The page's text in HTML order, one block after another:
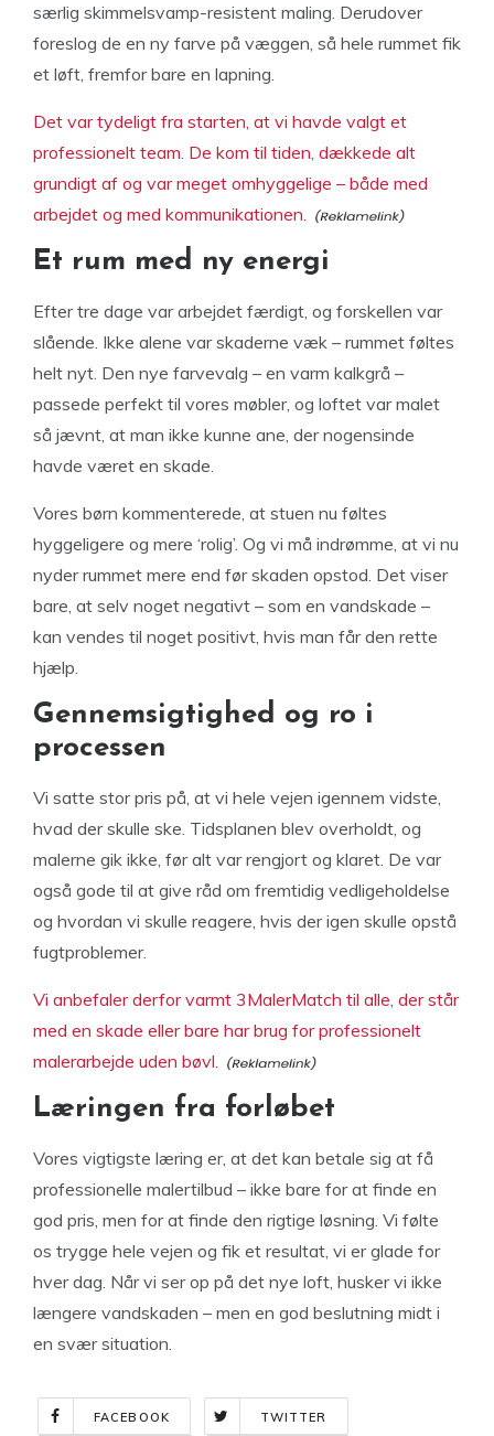
særlig skimmelsvamp-resistent maling. Derudover
foreslog de en ny farve på væggen, så hele rummet fik
et løft, fremfor bare en lapning.
Det var tydeligt fra starten, at vi havde valgt et
professionelt team. De kom til tiden, dækkede alt
grundigt af og var meget omhyggelige – både med
arbejdet og med kommunikationen.
Et rum med ny energi
Efter tre dage var arbejdet færdigt, og forskellen var
slående. Ikke alene var skaderne væk – rummet føltes
helt nyt. Den nye farvevalg – en varm kalkgrå –
passede perfekt til vores møbler, og loftet var malet
så jævnt, at man ikke kunne ane, der nogensinde
havde været en skade.
Vores børn kommenterede, at stuen nu føltes
hyggeligere og mere ‘rolig’. Og vi må indrømme, at vi nu
nyder rummet mere end før skaden opstod. Det viser
bare, at selv noget negativt – som en vandskade –
kan vendes til noget positivt, hvis man får den rette
hjælp.
Gennemsigtighed og ro i
processen
Vi satte stor pris på, at vi hele vejen igennem vidste,
hvad der skulle ske. Tidsplanen blev overholdt, og
malerne gik ikke, før alt var rengjort og klaret. De var
også gode til at give råd om fremtidig vedligeholdelse
og hvordan vi skulle reagere, hvis der igen skulle opstå
fugtproblemer.
Vi anbefaler derfor varmt 3MalerMatch til alle, der står
med en skade eller bare har brug for professionelt
malerarbejde uden bøvl.
Læringen fra forløbet
Vores vigtigste læring er, at det kan betale sig at få
professionelle malertilbud – ikke bare for at finde en
god pris, men for at finde den rigtige løsning. Vi følte
os trygge hele vejen og fik et resultat, vi er glade for
hver dag. Når vi ser op på det nye loft, husker vi ikke
længere vandskaden – men en god beslutning midt i
en svær situation.
FACEBOOK TWITTER